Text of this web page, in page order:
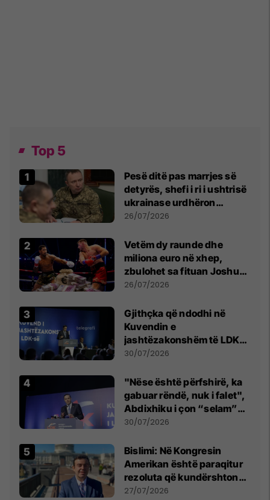
Top 5
Pesë ditë pas marrjes së
detyrës, shefi i ri i ushtrisë
ukrainase urdhëron
kontroll të madh
26/07/2026
Vetëm dy raunde dhe
miliona euro në xhep,
zbulohet sa fituan Joshua
e Prenga
26/07/2026
Gjithçka që ndodhi në
Kuvendin e
jashtëzakonshëm të LDK-
së
30/07/2026
"Nëse është përfshirë, ka
gabuar rëndë, nuk i falet",
Abdixhiku i çon “selam”
Përparim Ramës
30/07/2026
Bislimi: Në Kongresin
Amerikan është paraqitur
rezoluta që kundërshton
mbajtjen e Asamblesë
27/07/2026